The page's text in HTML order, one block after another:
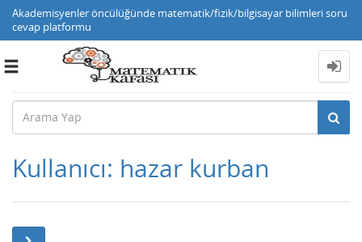
Akademisyenler öncülüğünde matematik/fizik/bilgisayar bilimleri soru
cevap platformu
Toggle
Kullanıcı: hazar kurban